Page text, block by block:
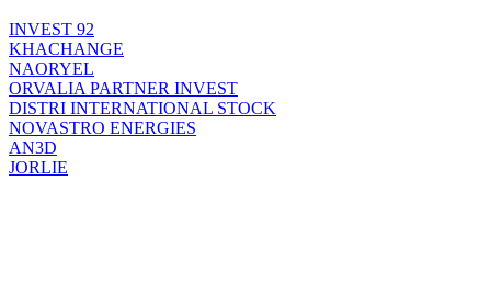
INVEST 92
KHACHANGE
NAORYEL
ORVALIA PARTNER INVEST
DISTRI INTERNATIONAL STOCK
NOVASTRO ENERGIES
AN3D
JORLIE